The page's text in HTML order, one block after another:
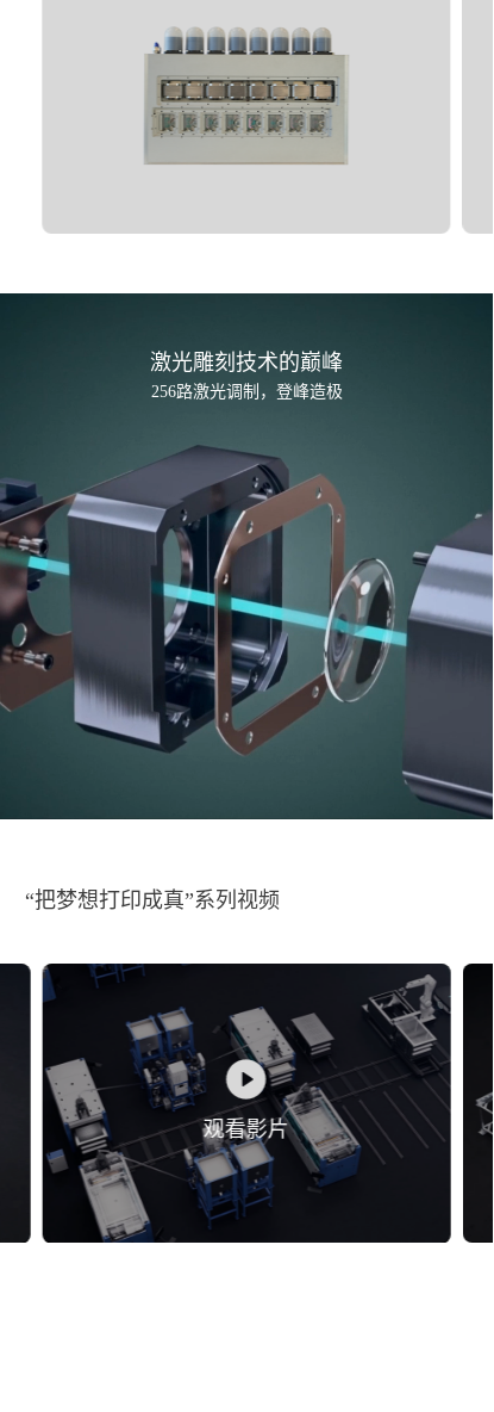
激光雕刻技术的巅峰
256路激光调制，登峰造极
“把梦想打印成真”系列视频
观看影片